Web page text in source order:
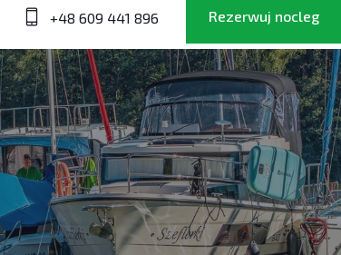
+48 609 441 896 Rezerwuj nocleg